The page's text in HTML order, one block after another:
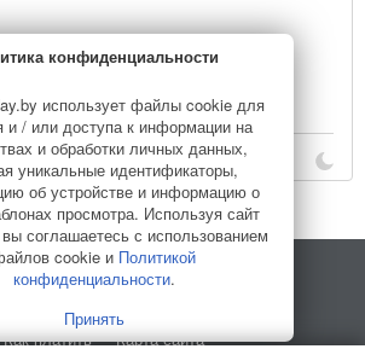
отдых на море
Правила использования сайта
Как платить Карта сайта
конфиденциальности
использует файлы cookie для
и / или доступа к информации на
и обработки личных данных,
уникальные идентификаторы,
об устройстве и информацию о
просмотра. Используя сайт
соглашаетесь с использованием
cookie и Политикой
конфиденциальности.
Принять